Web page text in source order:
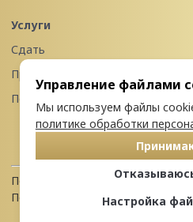
Услуги
Сдать
Продать
Передать в управление
Политика конфиденциальности
Пользовательское соглашение
Управление файлами
Мы используем файлы
политике обработки
Настройка